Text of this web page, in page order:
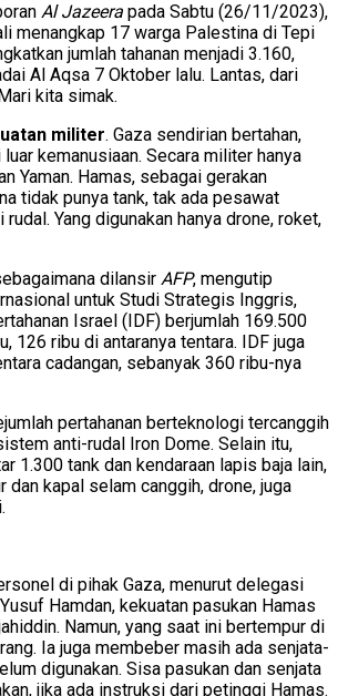
Al Jazeera pada Sabtu (26/11/2023),
menangkap 17 warga Palestina di Tepi
jumlah tahanan menjadi 3.160,
Al Aqsa 7 Oktober lalu. Lantas, dari
kita simak.
militer. Gaza sendirian bertahan,
kemanusiaan. Secara militer hanya
Yaman. Hamas, sebagai gerakan
tidak punya tank, tak ada pesawat
Yang digunakan hanya drone, roket,
dilansir AFP, mengutip
untuk Studi Strategis Inggris,
Israel (IDF) berjumlah 169.500
126 ribu di antaranya tentara. IDF juga
cadangan, sebanyak 360 ribu-nya
pertahanan berteknologi tercanggih
anti-rudal Iron Dome. Selain itu,
1.300 tank dan kendaraan lapis baja lain,
dan kapal selam canggih, drone, juga
di pihak Gaza, menurut delegasi
Hamdan, kekuatan pasukan Hamas
Namun, yang saat ini bertempur di
Ia juga membeber masih ada senjata-
digunakan. Sisa pasukan dan senjata
jika ada instruksi dari petinggi Hamas.